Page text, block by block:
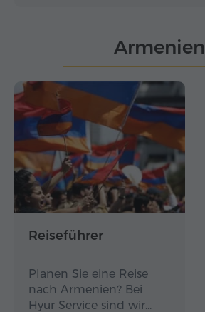
Armenien
Reiseführer
Planen Sie eine Reise
nach Armenien? Bei
Hyur Service sind wir…